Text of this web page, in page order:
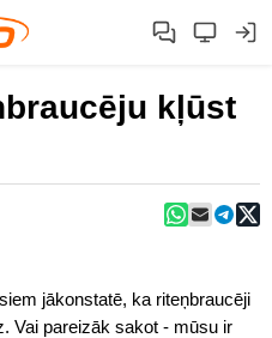
kļūst
jākonstatē, ka riteņbraucēji
Vai pareizāk sakot - mūsu ir